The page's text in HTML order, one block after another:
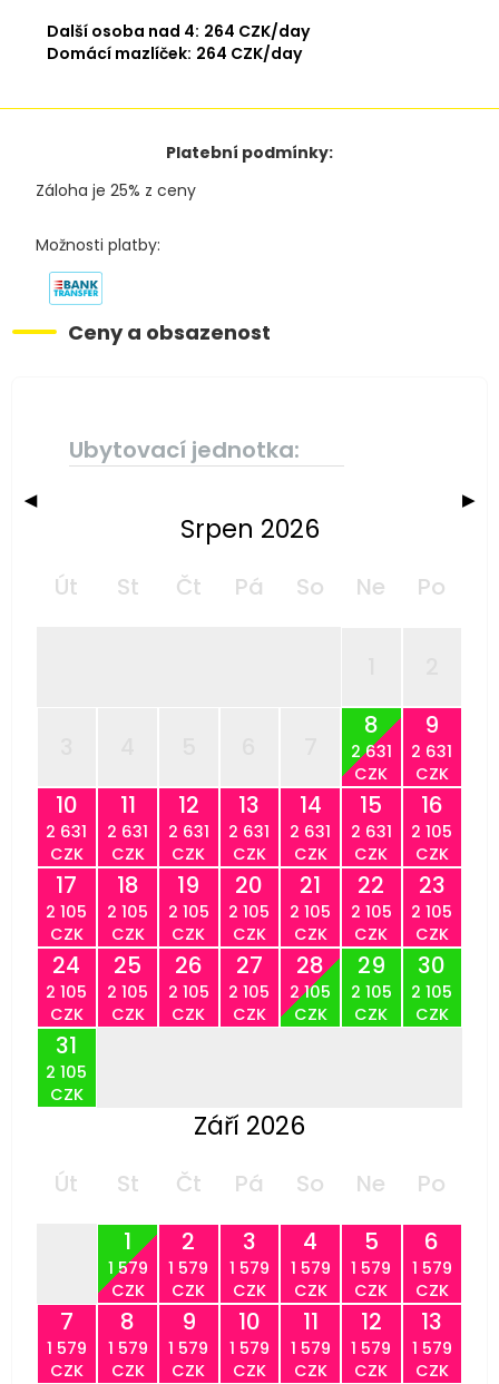
Další osoba nad 4: 264 CZK/day
Domácí mazlíček: 264 CZK/day
Platební podmínky:
Záloha je 25% z ceny
Možnosti platby:
Ceny a obsazenost
Ubytovací jednotka:
◀ ▶
Srpen 2026
Út St Čt Pá So Ne Po
8
2 631
CZK
9
2 631
CZK
10
2 631
CZK
11
2 631
CZK
12
2 631
CZK
13
2 631
CZK
14
2 631
CZK
15
2 631
CZK
16
2 105
CZK
17
2 105
CZK
18
2 105
CZK
19
2 105
CZK
20
2 105
CZK
21
2 105
CZK
22
2 105
CZK
23
2 105
CZK
24
2 105
CZK
25
2 105
CZK
26
2 105
CZK
27
2 105
CZK
28
2 105
CZK
29
2 105
CZK
30
2 105
CZK
31
2 105
CZK
Září 2026
Út St Čt Pá So Ne
Po
1
1 579
CZK
2
1 579
CZK
3
1 579
CZK
4
1 579
CZK
5
1 579
CZK
6
1 579
CZK
7
1 579
CZK
8
1 579
CZK
9
1 579
CZK
10
1 579
CZK
11
1 579
CZK
12
1 579
CZK
13
1 579
CZK